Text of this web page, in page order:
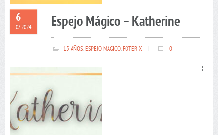
6
07 2024 Espejo Mágico – Katherine
15 AÑOS,ESPEJO MAGICO,FOTERIX 0